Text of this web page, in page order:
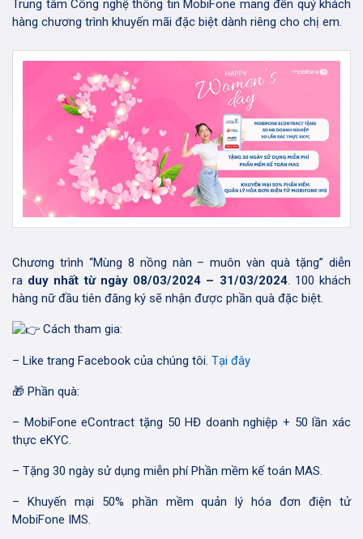
Trung tâm Công nghệ thông tin MobiFone mang đến quý khách
hàng chương trình khuyến mãi đặc biệt dành riêng cho chị em.
Chương trình “Mùng 8 nồng nàn – muôn vàn quà tặng” diễn
ra duy nhất từ ngày 08/03/2024 – 31/03/2024. 100 khách
hàng nữ đầu tiên đăng ký sẽ nhận được phần quà đặc biệt.
Cách tham gia:
– Like trang Facebook của chúng tôi. Tại đây
🎁 Phần quà:
– MobiFone eContract tặng 50 HĐ doanh nghiệp + 50 lần xác
thực eKYC.
– Tặng 30 ngày sử dụng miễn phí Phần mềm kế toán MAS.
– Khuyến mại 50% phần mềm quản lý hóa đơn điện tử
MobiFone IMS.